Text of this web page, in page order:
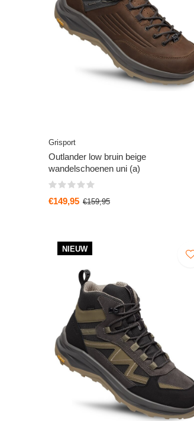
Grisport
Outlander low bruin beige
wandelschoenen uni (a)
€149,95 €159,95
NIEUW